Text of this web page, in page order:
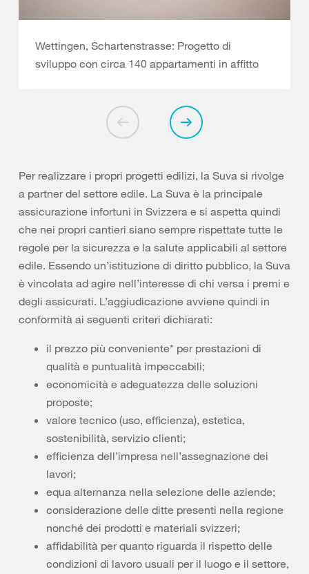
Wettingen, Schartenstrasse: Progetto di
sviluppo con circa 140 appartamenti in affitto
Per realizzare i propri progetti edilizi, la Suva si rivolge
a partner del settore edile. La Suva è la principale
assicurazione infortuni in Svizzera e si aspetta quindi
che nei propri cantieri siano sempre rispettate tutte le
regole per la sicurezza e la salute applicabili al settore
edile. Essendo un’istituzione di diritto pubblico, la Suva
è vincolata ad agire nell’interesse di chi versa i premi e
degli assicurati. L’aggiudicazione avviene quindi in
conformità ai seguenti criteri dichiarati:
il prezzo più conveniente* per prestazioni di
qualità e puntualità impeccabili;
economicità e adeguatezza delle soluzioni
proposte;
valore tecnico (uso, efficienza), estetica,
sostenibilità, servizio clienti;
efficienza dell’impresa nell’assegnazione dei
lavori;
equa alternanza nella selezione delle aziende;
considerazione delle ditte presenti nella regione
nonché dei prodotti e materiali svizzeri;
affidabilità per quanto riguarda il rispetto delle
condizioni di lavoro usuali per il luogo e il settore,